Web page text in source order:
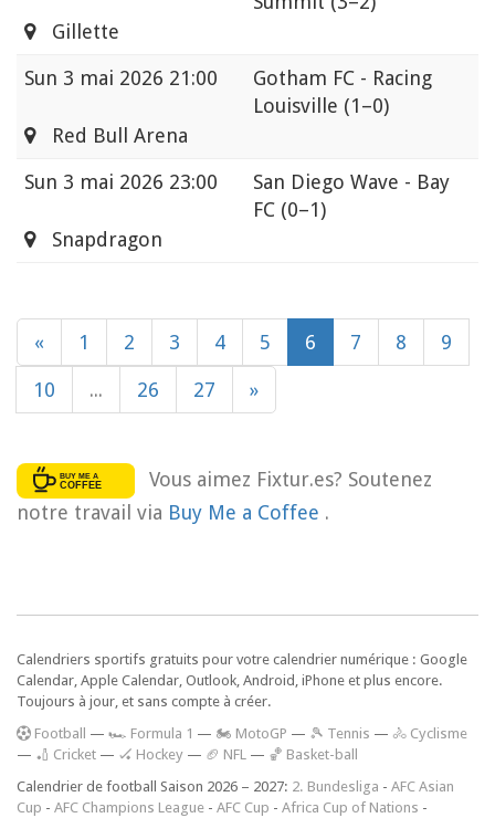
Gillette
Sun 3 mai 2026 21:00
Gotham FC - Racing
Louisville (1–0)
Red Bull Arena
Sun 3 mai 2026 23:00
San Diego Wave - Bay
FC (0–1)
Snapdragon
« 1 2 3 4 5 6 7 8 9
10 ... 26 27 »
Vous aimez Fixtur.es? Soutenez
notre travail via Buy Me a Coffee .
Calendriers sportifs gratuits pour votre calendrier numérique : Google
Calendar, Apple Calendar, Outlook, Android, iPhone et plus encore.
Toujours à jour, et sans compte à créer.
Football — 🏎️ Formula 1 — 🏍 MotoGP — 🎾 Tennis — 🚴 Cyclisme
— 🏏 Cricket — 🏑 Hockey — 🏈 NFL — 🏀 Basket-ball
Calendrier de football Saison 2026 – 2027: 2. Bundesliga - AFC Asian
Cup - AFC Champions League - AFC Cup - Africa Cup of Nations -